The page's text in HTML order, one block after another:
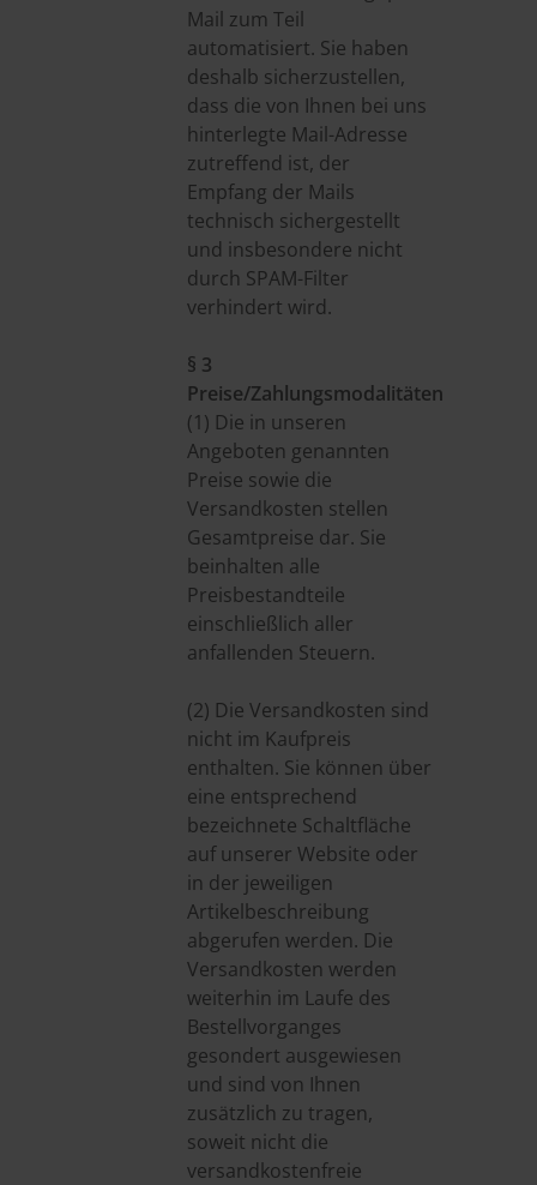
Mail zum Teil
automatisiert. Sie haben
deshalb sicherzustellen,
dass die von Ihnen bei uns
hinterlegte Mail-Adresse
zutreffend ist, der
Empfang der Mails
technisch sichergestellt
und insbesondere nicht
durch SPAM-Filter
verhindert wird.
§ 3
Preise/Zahlungsmodalitäten
(1) Die in unseren
Angeboten genannten
Preise sowie die
Versandkosten stellen
Gesamtpreise dar. Sie
beinhalten alle
Preisbestandteile
einschließlich aller
anfallenden Steuern.
(2) Die Versandkosten sind
nicht im Kaufpreis
enthalten. Sie können über
eine entsprechend
bezeichnete Schaltfläche
auf unserer Website oder
in der jeweiligen
Artikelbeschreibung
abgerufen werden. Die
Versandkosten werden
weiterhin im Laufe des
Bestellvorganges
gesondert ausgewiesen
und sind von Ihnen
zusätzlich zu tragen,
soweit nicht die
versandkostenfreie